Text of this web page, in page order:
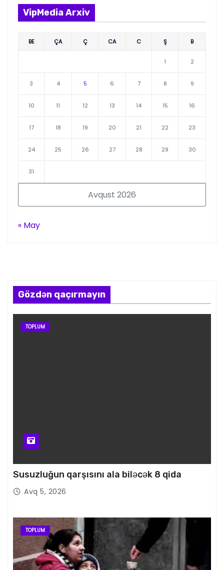
VipMedia Arxiv
Avqust 2026
BE ÇA Ç CA C Ş B
1 2
3 4 5 6 7 8 9
10 11 12 13 14 15 16
17 18 19 20 21 22 23
24 25 26 27 28 29 30
31
« May
Gözdən qaçırmayın
TOPLUM
Susuzluğun qarşısını ala biləcək 8 qida
Avq 5, 2026
TOPLUM